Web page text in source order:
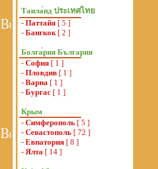
Таила́нд ประเทศไทย
- Паттайя [ 5 ]
- Бангкок[ 2 ]
Болга́рия България
- София [ 1 ]
- Пловдив [ 1 ]
- Варна [ 1 ]
- Бургас [ 1 ]
Крым
- Симферополь [ 5 ]
- Севастополь [ 72 ]
- Евпатория [ 8 ]
- Ялта [ 14 ]